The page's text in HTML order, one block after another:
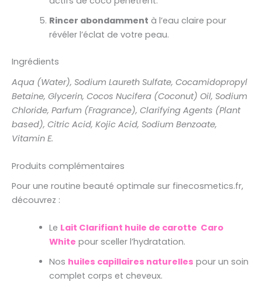
Rincer abondamment à l’eau claire pour
révéler l’éclat de votre peau.
Ingrédients
Aqua (Water), Sodium Laureth Sulfate, Cocamidopropyl
Betaine, Glycerin, Cocos Nucifera (Coconut) Oil, Sodium
Chloride, Parfum (Fragrance), Clarifying Agents (Plant
based), Citric Acid, Kojic Acid, Sodium Benzoate,
Vitamin E.
Produits complémentaires
Pour une routine beauté optimale sur finecosmetics.fr,
découvrez :
Le Lait Clarifiant huile de carotte Caro
White pour sceller l’hydratation.
Nos huiles capillaires naturelles pour un soin
complet corps et cheveux.